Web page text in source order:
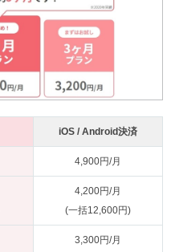
iOS / Android決済
4,900円/月
4,200円/月
(一括12,600円)
3,300円/月